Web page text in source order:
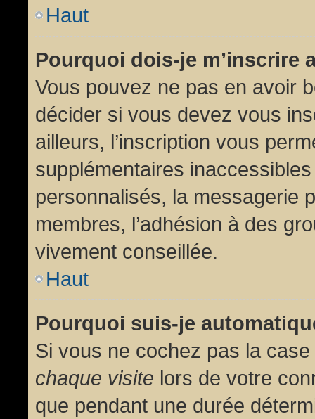
Haut
Pourquoi dois-je m’inscrire
Vous pouvez ne pas en avoir
décider si vous devez vous
ailleurs, l’inscription vous
supplémentaires
personnalisés, la messagerie
membres, l’adhésion à des
vivement conseillée.
Haut
Pourquoi suis-je
Si vous ne cochez pas la case
chaque visite lors de votre
que pendant une durée